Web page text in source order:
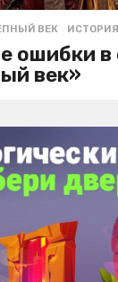
ВЕК ,ИСТОРИЯ
ошибки в
век»